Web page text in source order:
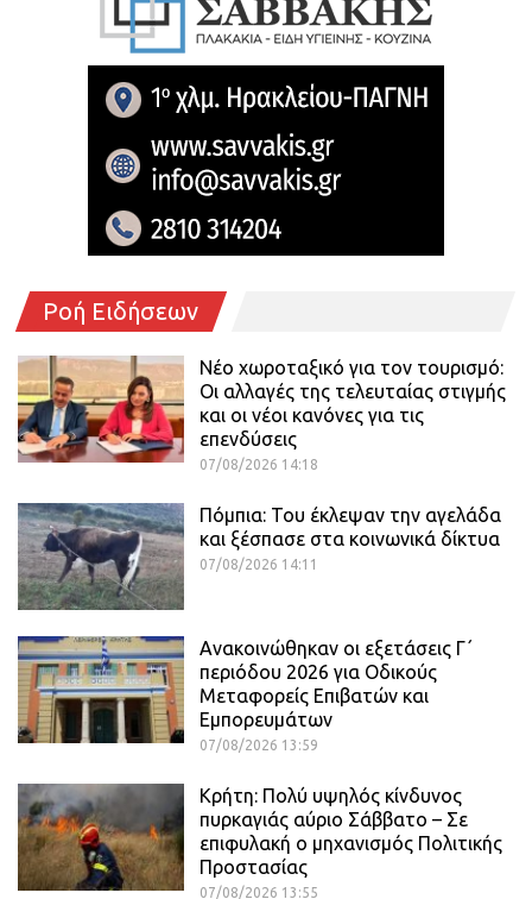
Ροή Ειδήσεων
Νέο χωροταξικό για τον τουρισμό:
Οι αλλαγές της τελευταίας στιγμής
και οι νέοι κανόνες για τις
επενδύσεις
07/08/2026 14:18
Πόμπια: Του έκλεψαν την αγελάδα
και ξέσπασε στα κοινωνικά δίκτυα
07/08/2026 14:11
Ανακοινώθηκαν οι εξετάσεις Γ΄
περιόδου 2026 για Οδικούς
Μεταφορείς Επιβατών και
Εμπορευμάτων
07/08/2026 13:59
Κρήτη: Πολύ υψηλός κίνδυνος
πυρκαγιάς αύριο Σάββατο – Σε
επιφυλακή ο μηχανισμός Πολιτικής
Προστασίας
07/08/2026 13:55